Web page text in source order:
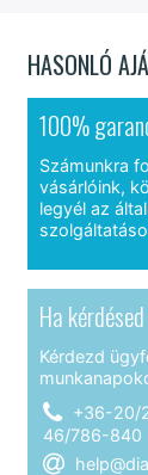
HASONLÓ
100%
Számunkra
vásárlóink,
legyél az
Ha
Kérdezd
+36-20/
46/786-840